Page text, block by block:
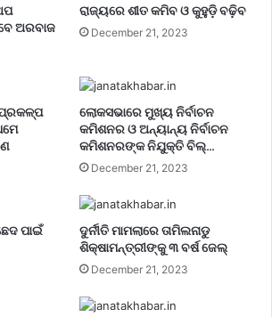
ଅରବାଜ
ରାଜ୍ୟରେ ଶୀତ କମିବ ଓ କୁହୁଡ଼ି ବଢ଼ିବ
December 21, 2023
ଲୋକସଭାରେ ମୁଖ୍ୟ ନିର୍ବାଚନ
କମିଶନର ଓ ଅନ୍ୟାନ୍ୟ ନିର୍ବାଚନ
କମିଶନରଙ୍କ ନିଯୁକ୍ତି ବିଲ୍…
December 21, 2023
ପାଇଁ
ଦୁର୍ନୀତି ମାମଲାରେ ତାମିଲନାଡୁ
ଶିକ୍ଷାମନ୍ତ୍ରୀଙ୍କୁ ୩ ବର୍ଷ ଜେଲ୍‌
December 21, 2023